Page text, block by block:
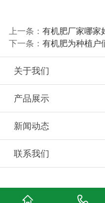
上一条： 有机肥厂家哪家
下一条： 有机肥为种植户
关于我们
产品展示
新闻动态
联系我们